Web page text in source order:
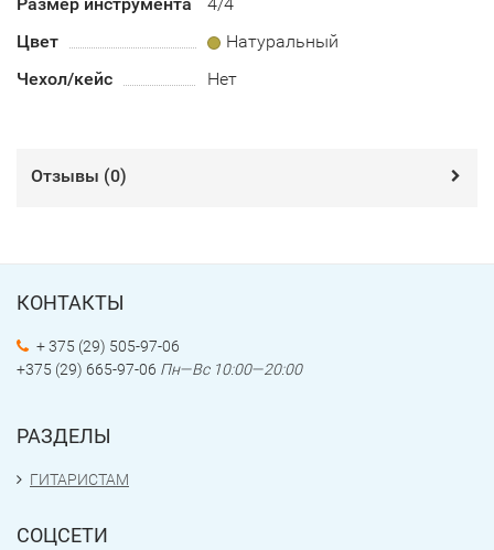
Цвет
Натуральный
Чехол/кейс
Нет
Отзывы (0)
КОНТАКТЫ
+ 375 (29) 505-97-06
+375 (29) 665-97-06 Пн—Вс 10:00—20:00
РАЗДЕЛЫ
ГИТАРИСТАМ
СОЦСЕТИ